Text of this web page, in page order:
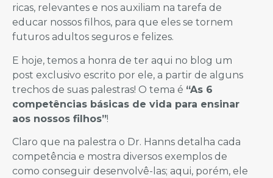
ricas, relevantes e nos auxiliam na tarefa de
educar nossos filhos, para que eles se tornem
futuros adultos seguros e felizes.
E hoje, temos a honra de ter aqui no blog um
post exclusivo escrito por ele, a partir de alguns
trechos de suas palestras! O tema é “As 6
competências básicas de vida para ensinar
aos nossos filhos”!
Claro que na palestra o Dr. Hanns detalha cada
competência e mostra diversos exemplos de
como conseguir desenvolvê-las; aqui, porém, ele